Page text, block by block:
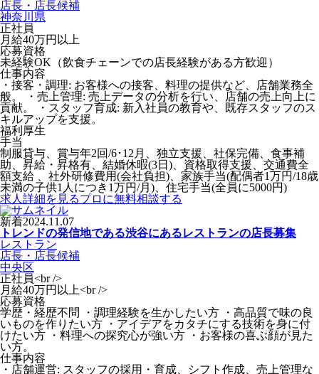
店長・店長候補
神奈川県
正社員
月給40万円以上
応募資格
未経験OK（飲食チェーンでの店長経験がある方歓迎）
仕事内容
・接客・調理: お客様への接客、料理の提供など、店舗業務全
般。 ・売上管理: 売上データの分析を行い、店舗の売上向上に
貢献。 ・スタッフ育成: 新入社員の教育や、既存スタッフのス
キルアップを支援。
福利厚生
手当
制服貸与、賞与年2回/6･12月、独立支援、社保完備、食事補
助、昇給・昇格有、結婚休暇(3日)、資格取得支援、交通費全
額支給 、社外研修費用(会社負担)、家族手当(配偶者1万円/18歳
未満の子供1人につき1万円/月)、住宅手当(全員に5000円)
求人詳細を見るプロに無料相談する
新着2024.11.07
トレンドの発信地である渋谷にあるレストランの店長募集
レストラン
店長・店長候補
中央区
正社員<br />
月給40万円以上<br />
応募資格
学歴・経歴不問 ・調理経験を生かしたい方 ・高品質で味の良
いものを作りたい方 ・アイデアをカタチにする技術を身に付
けたい方 ・料理への探究心が強い方 ・お客様の喜ぶ顔が見た
い方。
仕事内容
・店舗運営: スタッフの採用・育成、シフト作成、売上管理な